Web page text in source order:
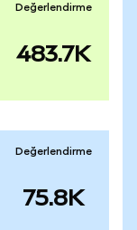
Değerlendirme
483.7K
Değerlendirme
75.8K